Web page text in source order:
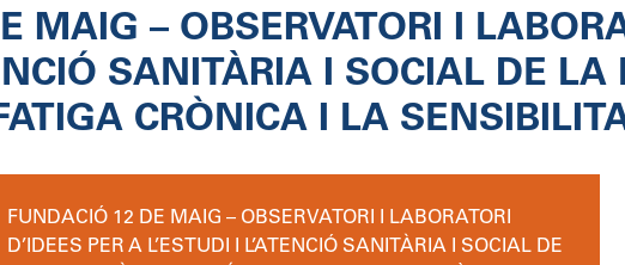
MAIG – OBSERVATORI I
SANITÀRIA I SOCIAL DE
CRÒNICA I LA
FUNDACIÓ 12 DE MAIG – OBSERVATORI I LABORATORI
D’IDEES PER A L’ESTUDI I L’ATENCIÓ SANITÀRIA I SOCIAL DE